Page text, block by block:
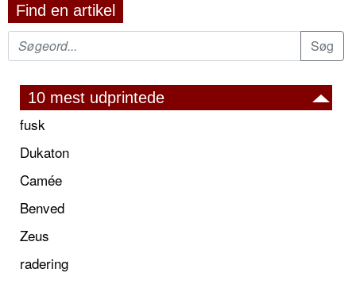
Find en artikel
10 mest udprintede
fusk
Dukaton
Camée
Benved
Zeus
radering